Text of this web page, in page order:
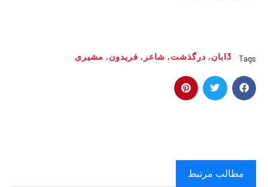
Tags 3ابان , درگذشت, شاعر , فریدون, مشیری
مطالب مرتبط